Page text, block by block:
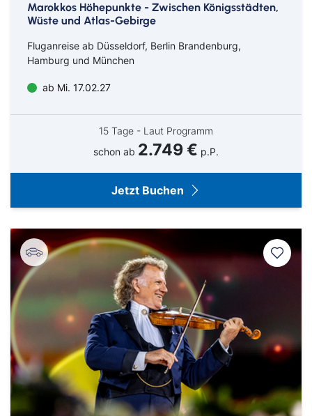
Marokkos Höhepunkte - Zwischen Königsstädten,
Wüste und Atlas-Gebirge
Fluganreise ab Düsseldorf, Berlin Brandenburg,
Hamburg und München
ab Mi. 17.02.27
15 Tage - Laut Programm
schon ab 2.749 € p.P.
Jetzt Buchen